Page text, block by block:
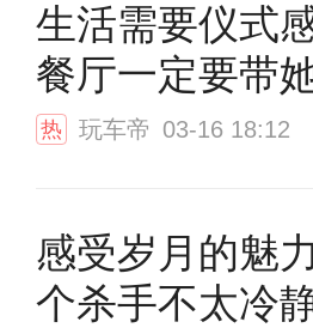
生活需要仪式
餐厅一定要带
热 玩车帝 03-16 18:12
感受岁月的魅
个杀手不太冷